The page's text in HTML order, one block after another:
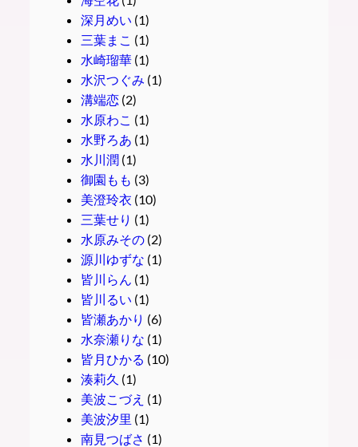
深月めい (1)
三葉まこ (1)
水崎瑠華(1)
水沢つぐみ (1)
溝端恋(2)
水原わこ (1)
水野ろあ (1)
水川潤(1)
御園もも (3)
美澄玲衣 (10)
三葉せり (1)
水原みその(2)
源川ゆずな (1)
皆川らん (1)
皆川るい (1)
皆瀬あかり (6)
水奈瀬りな (1)
皆月ひかる (10)
湊莉久 (1)
美波こづえ (1)
美波汐里 (1)
南見つばさ (1)